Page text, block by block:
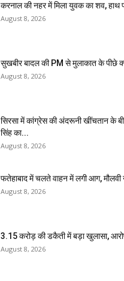
करनाल की नहर में मिला युवक का शव, हाथ
August 8, 2026
सुखबीर बादल की PM से मुलाकात के पीछे
August 8, 2026
सिरसा में कांग्रेस की अंदरूनी खींचतान के
सिंह का...
August 8, 2026
फतेहाबाद में चलते वाहन में लगी आग,
August 8, 2026
₹3.15 करोड़ की डकैती में बड़ा खुलासा,
August 8, 2026